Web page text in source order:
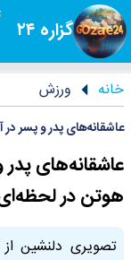
گزاره ۲۴
خانه ورزش
عاشقانه‌های پدر و پسر
عاشقانه‌های پدر
هوتن در
تصویری دلنشین